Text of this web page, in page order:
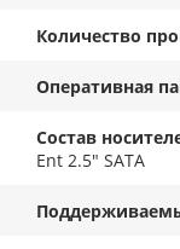
Количество
Оперативная
Состав
Ent 2.5" SATA